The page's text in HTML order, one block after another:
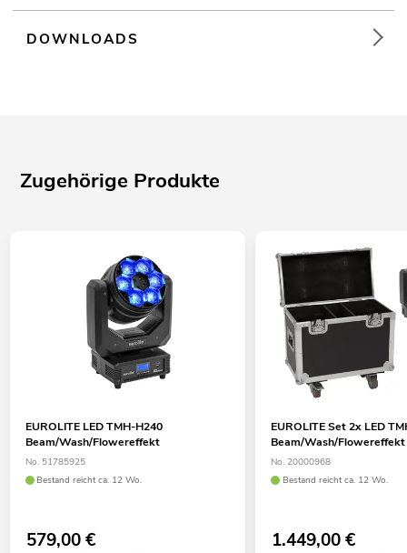
DOWNLOADS
Zugehörige Produkte
EUROLITE LED TMH-H240
Beam/Wash/Flowereffekt
No. 51785925
Bestand reicht ca. 12 Wo.
579,00€
EUROLITE Set 2x LED
Beam/Wash/Flowereffekt
No. 20000968
Bestand reicht ca. 12 Wo.
1.449,00€